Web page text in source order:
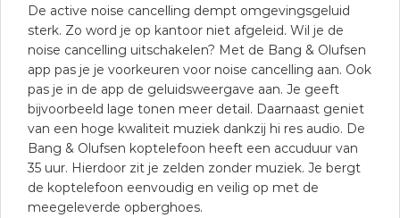
De active noise cancelling dempt omgevingsgeluid
sterk. Zo word je op kantoor niet afgeleid. Wil je de
noise cancelling uitschakelen? Met de Bang & Olufsen
app pas je je voorkeuren voor noise cancelling aan. Ook
pas je in de app de geluidsweergave aan. Je geeft
bijvoorbeeld lage tonen meer detail. Daarnaast geniet
van een hoge kwaliteit muziek dankzij hi res audio. De
Bang & Olufsen koptelefoon heeft een accuduur van
35 uur. Hierdoor zit je zelden zonder muziek. Je bergt
de koptelefoon eenvoudig en veilig op met de
meegeleverde opberghoes.